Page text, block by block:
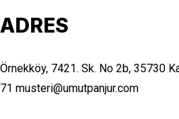
ADRES
Örnekköy, 7421. Sk. No 2b, 35730
71 musteri@umutpanjur.com